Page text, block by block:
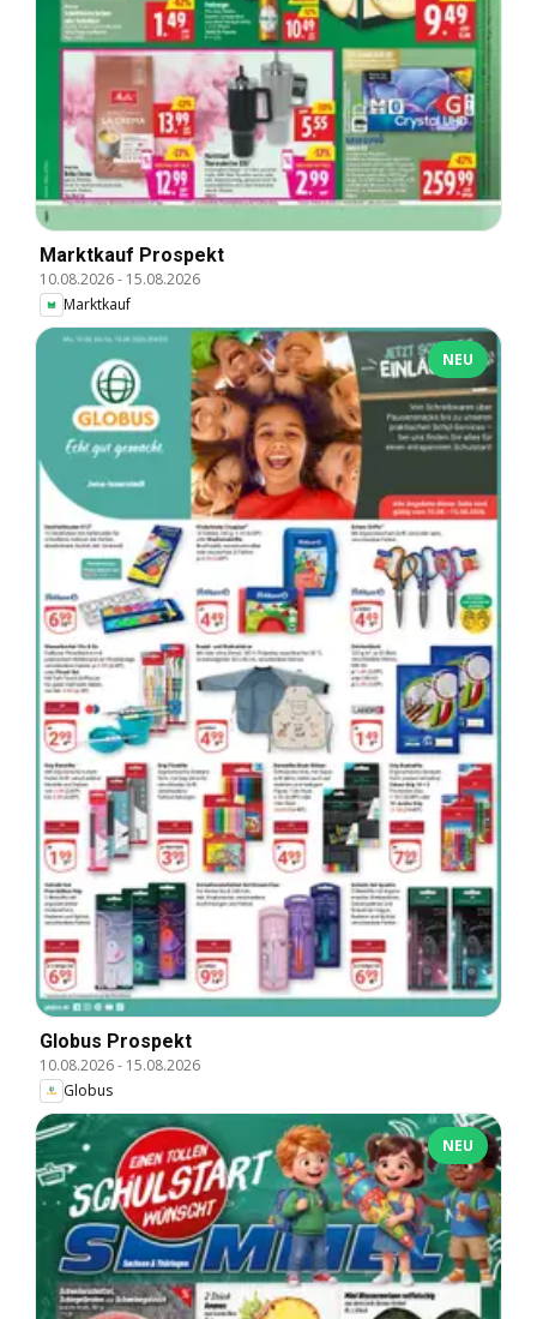
Marktkauf Prospekt
10.08.2026- 15.08.2026
Marktkauf
NEU
Globus Prospekt
10.08.2026- 15.08.2026
Globus
NEU